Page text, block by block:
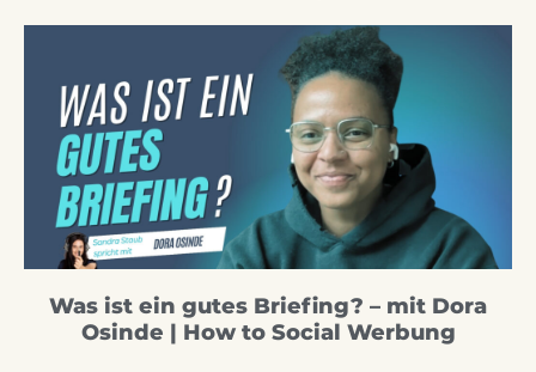
Was ist ein gutes Briefing? – mit Dora
Osinde | How to Social Werbung